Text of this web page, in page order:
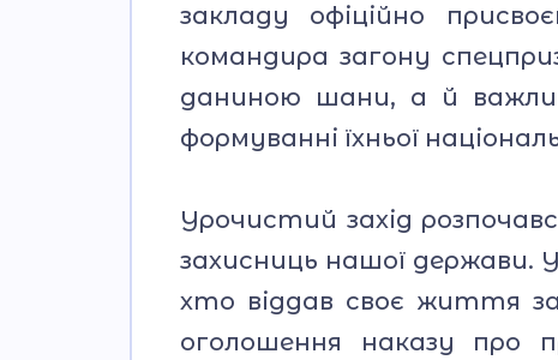
закладу офіційно
командира загону
даниною шани, а й
формуванні їхньої
Урочистий захід
захисниць нашої держави.
хто віддав своє життя
оголошення наказу про